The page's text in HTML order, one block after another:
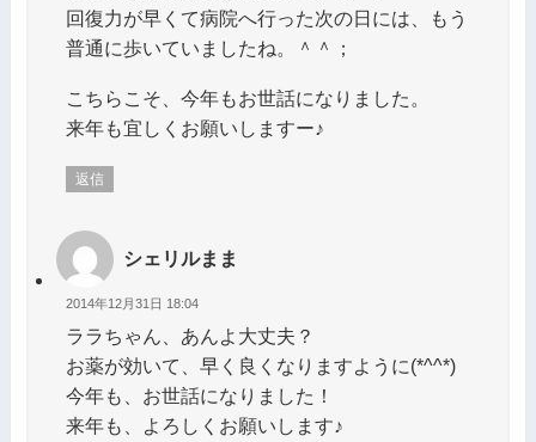
回復力が早くて病院へ行った次の日には、もう
普通に歩いていましたね。＾＾；
こちらこそ、今年もお世話になりました。
来年も宜しくお願いしますー♪
返信
シェリルまま
2014年12月31日 18:04
ララちゃん、あんよ大丈夫？
お薬が効いて、早く良くなりますように(*^^*)
今年も、お世話になりました！
来年も、よろしくお願いします♪